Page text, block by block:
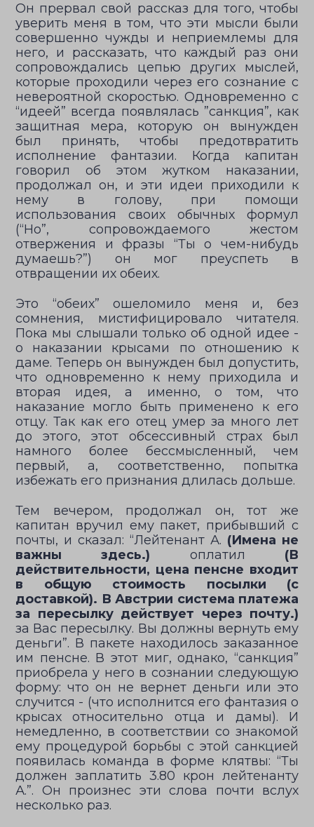
Он прервал свой рассказ для того, чтобы
уверить меня в том, что эти мысли были
совершенно чужды и неприемлемы для
него, и рассказать, что каждый раз они
сопровождались цепью других мыслей,
которые проходили через его сознание с
невероятной скоростью. Одновременно с
“идеей” всегда появлялась ”санкция”, как
защитная мера, которую он вынужден
был принять, чтобы предотвратить
исполнение фантазии. Когда капитан
говорил об этом жутком наказании,
продолжал он, и эти идеи приходили к
нему в голову, при помощи
использования своих обычных формул
(“Но”, сопровождаемого жестом
отвержения и фразы “Ты о чем-нибудь
думаешь?”) он мог преуспеть в
отвращении их обеих.
Это “обеих” ошеломило меня и, без
сомнения, мистифицировало читателя.
Пока мы слышали только об одной идее -
о наказании крысами по отношению к
даме. Теперь он вынужден был допустить,
что одновременно к нему приходила и
вторая идея, а именно, о том, что
наказание могло быть применено к его
отцу. Так как его отец умер за много лет
до этого, этот обсессивный страх был
намного более бессмысленный, чем
первый, а, соответственно, попытка
избежать его признания длилась дольше.
Тем вечером, продолжал он, тот же
капитан вручил ему пакет, прибывший с
почты, и сказал: “Лейтенант А. (Имена не
важны здесь.) оплатил (В
действительности, цена пенсне входит
в общую стоимость посылки (с
доставкой). В Австрии система платежа
за пересылку действует через почту.)
за Вас пересылку. Вы должны вернуть ему
деньги”. В пакете находилось заказанное
им пенсне. В этот миг, однако, “санкция”
приобрела у него в сознании следующую
форму: что он не вернет деньги или это
случится - (что исполнится его фантазия о
крысах относительно отца и дамы). И
немедленно, в соответствии со знакомой
ему процедурой борьбы с этой санкцией
появилась команда в форме клятвы: “Ты
должен заплатить 3.80 крон лейтенанту
А.”. Он произнес эти слова почти вслух
несколько раз.